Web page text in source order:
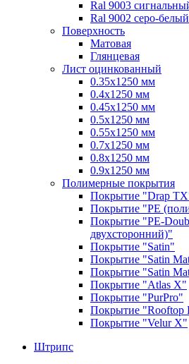
Ral 9003
Ral 9002 серо-белый
Поверхность
Матовая
Глянцевая
Лист оцинкованный
0.35х1250 мм
0.4х1250 мм
0.45х1250 мм
0.5х1250 мм
0.55х1250 мм
0.7х1250 мм
0.8х1250 мм
0.9х1250 мм
Полимерные покрытия
Покрытие "Drap
Покрытие "PE
Покрытие "PE-
двухсторонний)"
Покрытие "Satin"
Покрытие "Satin
Покрытие "Satin
Покрытие "Atlas X"
Покрытие "PurPro"
Покрытие "Rooftop
Покрытие "Velur X"
Штрипс